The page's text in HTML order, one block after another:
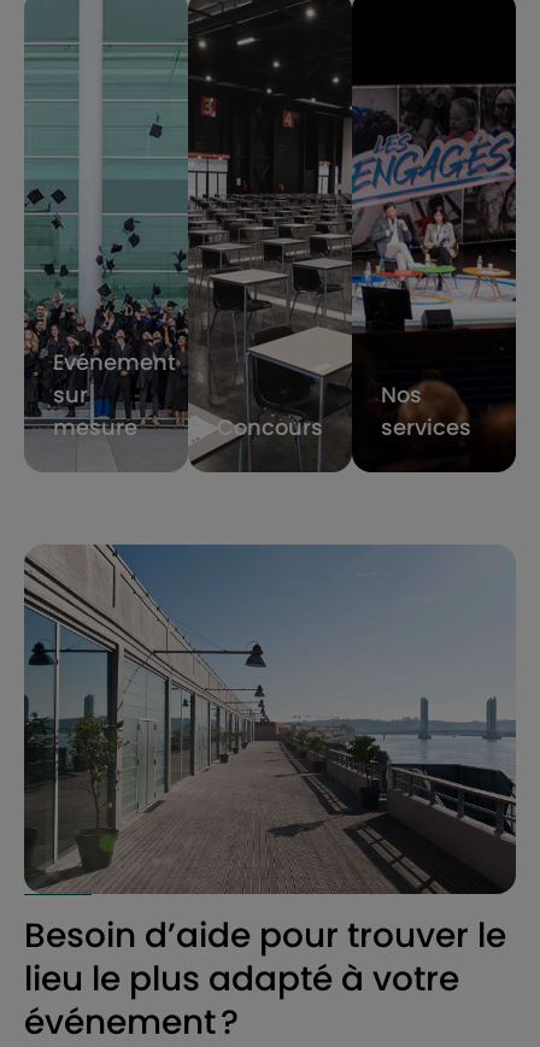
Evénement
sur
mesure
Concours
Nos
services
Besoin d’aide pour trouver le
lieu le plus adapté à votre
événement ?